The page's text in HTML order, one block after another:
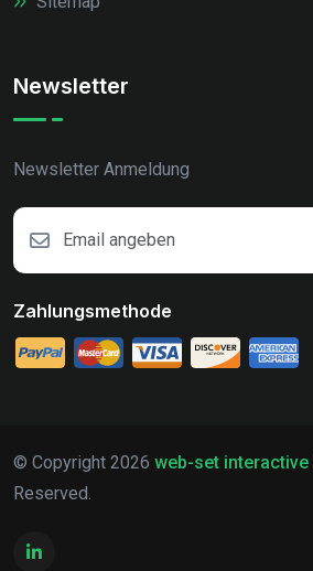
Newsletter
Newsletter Anmeldung
Zahlungsmethode
© Copyright 2026 web-set interactive
Reserved.